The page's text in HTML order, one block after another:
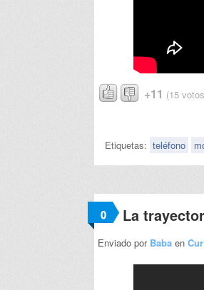
+11 (15
Etiquetas: teléfono
0 La
Enviado por Baba en